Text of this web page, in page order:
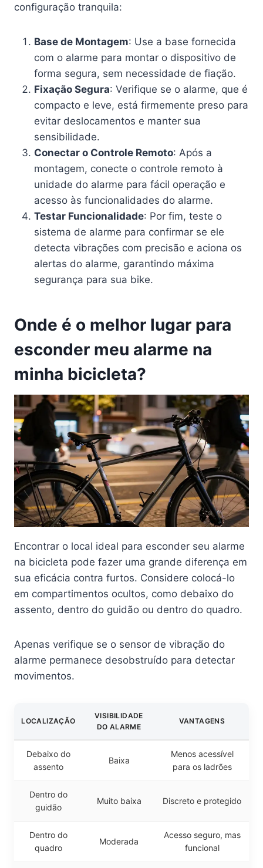
configuração tranquila:
Base de Montagem: Use a base fornecida
com o alarme para montar o dispositivo de
forma segura, sem necessidade de fiação.
Fixação Segura: Verifique se o alarme, que é
compacto e leve, está firmemente preso para
evitar deslocamentos e manter sua
sensibilidade.
Conectar o Controle Remoto: Após a
montagem, conecte o controle remoto à
unidade do alarme para fácil operação e
acesso às funcionalidades do alarme.
Testar Funcionalidade: Por fim, teste o
sistema de alarme para confirmar se ele
detecta vibrações com precisão e aciona os
alertas do alarme, garantindo máxima
segurança para sua bike.
Onde é o melhor lugar para
esconder meu alarme na
minha bicicleta?
Encontrar o local ideal para esconder seu alarme
na bicicleta pode fazer uma grande diferença em
sua eficácia contra furtos. Considere colocá-lo
em compartimentos ocultos, como debaixo do
assento, dentro do guidão ou dentro do quadro.
Apenas verifique se o sensor de vibração do
alarme permanece desobstruído para detectar
movimentos.
LOCALIZAÇÃO
VISIBILIDADE
DO ALARME
VANTAGENS
Debaixo do
assento
Baixa
Menos acessível
para os ladrões
Dentro do
guidão
Muito baixa Discreto e protegido
Dentro do
quadro
Moderada
Acesso seguro, mas
funcional